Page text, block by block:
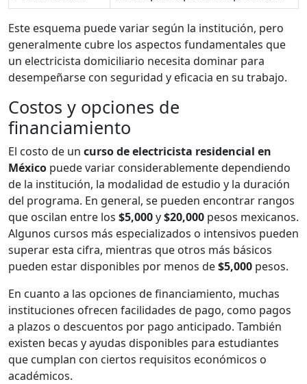
Este esquema puede variar según la institución, pero
generalmente cubre los aspectos fundamentales que
un electricista domiciliario necesita dominar para
desempeñarse con seguridad y eficacia en su trabajo.
Costos y opciones de
financiamiento
El costo de un curso de electricista residencial en
México puede variar considerablemente dependiendo
de la institución, la modalidad de estudio y la duración
del programa. En general, se pueden encontrar rangos
que oscilan entre los $5,000y$20,000 pesos mexicanos.
Algunos cursos más especializados o intensivos pueden
superar esta cifra, mientras que otros más básicos
pueden estar disponibles por menos de$5,000 pesos.
En cuanto a las opciones de financiamiento, muchas
instituciones ofrecen facilidades de pago, como pagos
a plazos o descuentos por pago anticipado. También
existen becas y ayudas disponibles para estudiantes
que cumplan con ciertos requisitos económicos o
académicos.